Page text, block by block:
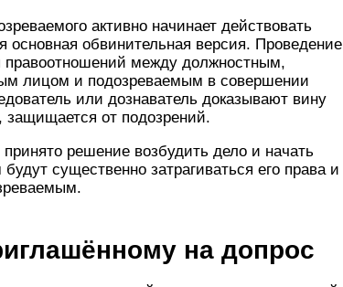
активно начинает действовать
основная обвинительная версия. Проведение
правоотношений между должностным,
лицом и подозреваемым в совершении
или дознаватель доказывают вину
защищается от подозрений.
решение возбудить дело и начать
существенно затрагиваться его права и
на допрос